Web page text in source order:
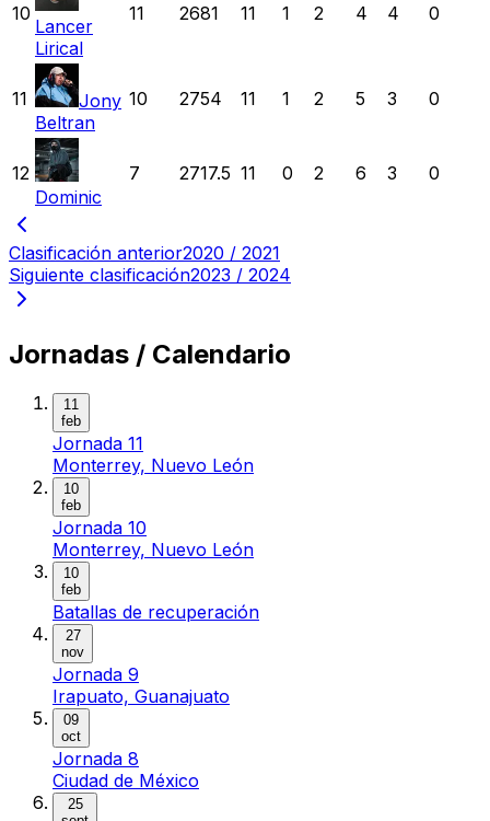
10
Lancer
Lirical
11 2681 11 1 2 4 4 0
11
Jony
Beltran
10 2754 11 1 2 5 3 0
12
Dominic
7 2717.5 11 0 2 6 3 0
Clasificación anterior2020 / 2021
Siguiente clasificación2023 / 2024
Jornadas / Calendario
11
feb
Jornada 11
Monterrey, Nuevo León
10
feb
Jornada 10
Monterrey, Nuevo León
10
feb
Batallas de recuperación
27
nov
Jornada 9
Irapuato, Guanajuato
09
oct
Jornada 8
Ciudad de México
25